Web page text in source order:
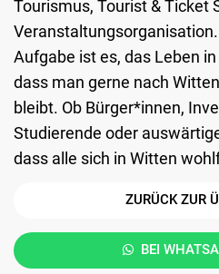
Tourismus, Tourist & Ticket
Aufgabe ist es, das Leben
dass man gerne nach
bleibt. Ob Bürger*innen,
Studierende oder
dass alle sich in Witten
ZURÜCK ZUR
BEI